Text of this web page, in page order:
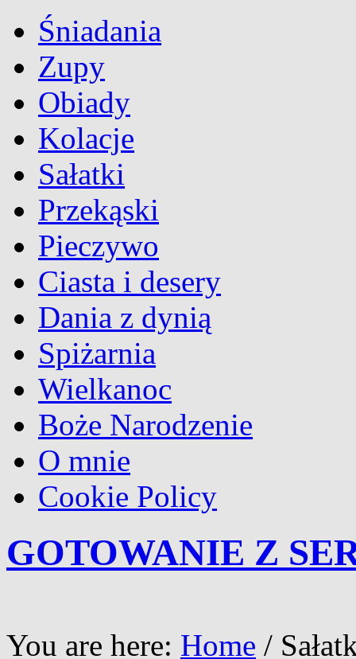
Śniadania
Zupy
Obiady
Kolacje
Sałatki
Przekąski
Pieczywo
Ciasta i desery
Dania z dynią
Spiżarnia
Wielkanoc
Boże Narodzenie
O mnie
Cookie Policy
GOTOWANIE Z
You are here: Home /